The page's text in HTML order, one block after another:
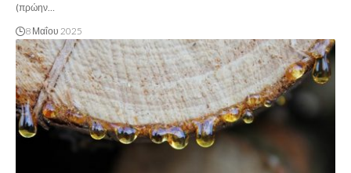
(πρώην…
8 Μαΐου 2025